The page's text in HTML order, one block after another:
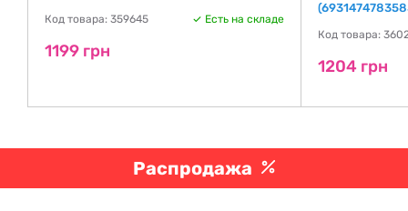
Код товара: 359645 Есть на складе
1199 грн
Код товара:
1204 грн
Распродажа